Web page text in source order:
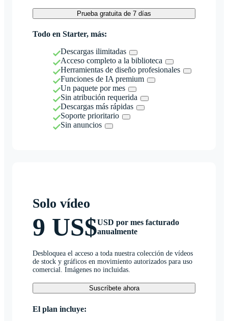
Prueba gratuita de 7 días
Todo en Starter, más:
Descargas ilimitadas
Acceso completo a la biblioteca
Herramientas de diseño profesionales
Funciones de IA premium
Un paquete por mes
Sin atribución requerida
Descargas más rápidas
Soporte prioritario
Sin anuncios
Solo vídeo
9 US$USD por mes facturado
anualmente
Desbloquea el acceso a toda nuestra colección de vídeos
de stock y gráficos en movimiento autorizados para uso
comercial. Imágenes no incluidas.
Suscríbete ahora
El plan incluye: